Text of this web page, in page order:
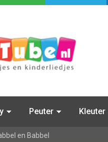
Peuter Kleuter
en Babbel